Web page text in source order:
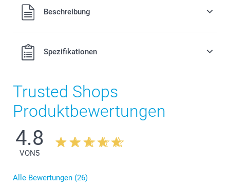
Alle Preise verstehen sich in Schweizer Franken (CHF) inkl.
MwSt. und zzgl. Versandkosten.
Beschreibung
Spezifikationen
Trusted Shops
Produktbewertungen
4.8
VON5
Alle Bewertungen (26)